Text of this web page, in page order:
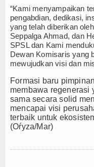
“Kami menyampaikan
pengabdian, dedikasi,
yang telah diberikan
Seppalga Ahmad, dan
SPSL dan Kami
Dewan Komisaris yang
mewujudkan visi dan
Formasi baru
membawa regenerasi
sama secara solid
mencapai visi
terbaik untuk
(Oŕyza/Mar)